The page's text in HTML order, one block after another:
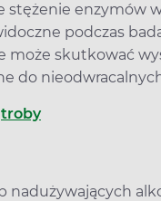
stężenie enzymów
podczas
może skutkować
do
nadużywających